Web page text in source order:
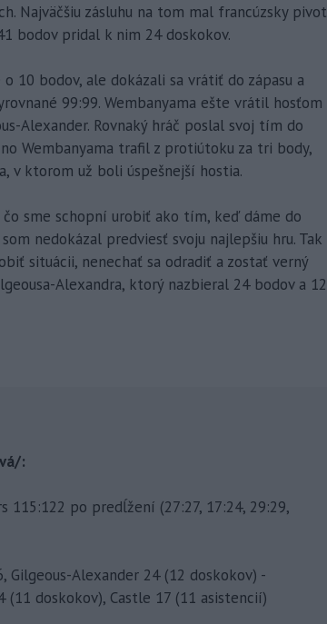
Najväčšiu zásluhu na tom mal francúzsky pivot
bodov pridal k nim 24 doskokov.
10 bodov, ale dokázali sa vrátiť do zápasu a
99:99. Wembanyama ešte vrátil hosťom
Alexander. Rovnaký hráč poslal svoj tím do
Wembanyama trafil z protiútoku za tri body,
v ktorom už boli úspešnejší hostia.
čo sme schopní urobiť ako tím, keď dáme do
nedokázal predviesť svoju najlepšiu hru. Tak
situácii, nenechať sa odradiť a zostať verný
Alexandra, ktorý nazbieral 24 bodov a 12
:
115:122 po predĺžení (27:27, 17:24, 29:29,
Gilgeous-Alexander 24 (12 doskokov) -
(11 doskokov), Castle 17 (11 asistencií)